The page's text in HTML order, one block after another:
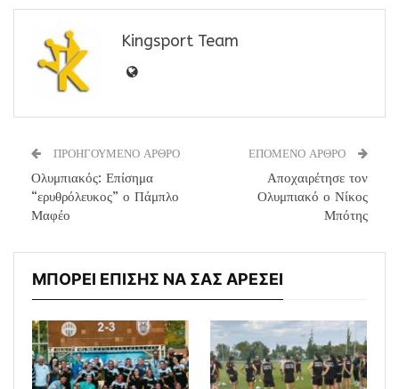
Kingsport Team
ΠΡΟΗΓΟΥΜΕΝΟ ΑΡΘΡΟ
Ολυμπιακός: Επίσημα
“ερυθρόλευκος” ο Πάμπλο
Μαφέο
ΕΠΟΜΕΝΟ ΑΡΘΡΟ
Αποχαιρέτησε τον
Ολυμπιακό ο Νίκος
Μπότης
ΜΠΟΡΕΙ ΕΠΙΣΗΣ ΝΑ ΣΑΣ ΑΡΕΣΕΙ